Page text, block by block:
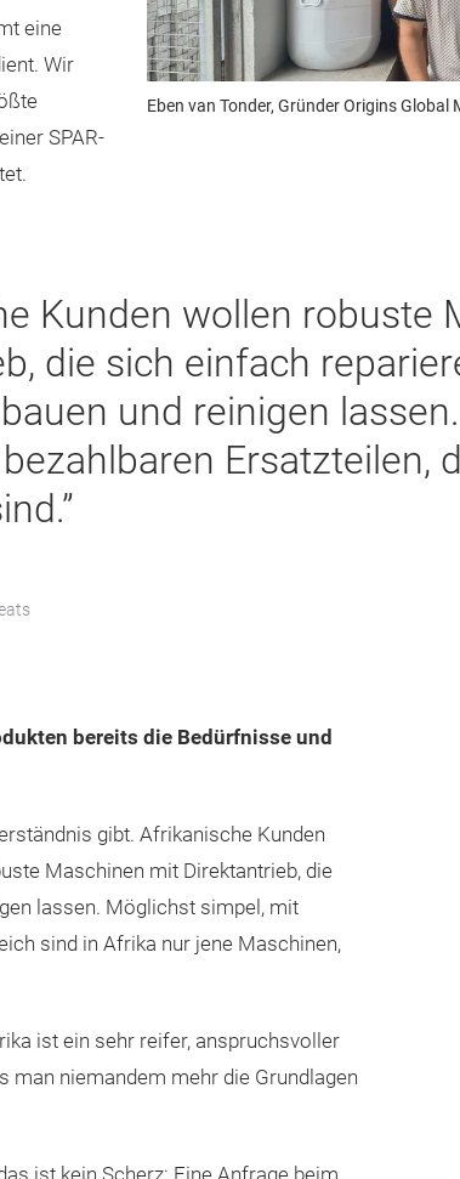
Eben van Tonder, Gründer Origins Global
eine
Wir
SPAR-
Kunden wollen robuste
die sich einfach
und reinigen
Ersatzteilen,
bereits die Bedürfnisse und
gibt. Afrikanische Kunden
Maschinen mit Direktantrieb, die
lassen. Möglichst simpel, mit
sind in Afrika nur jene Maschinen,
ist ein sehr reifer, anspruchsvoller
man niemandem mehr die Grundlagen